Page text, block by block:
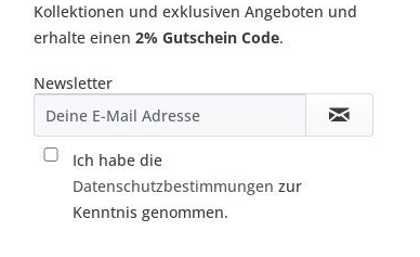
Kollektionen und exklusiven Angeboten und
erhalte einen 2% Gutschein Code.
Newsletter
Ich habe die
Datenschutzbestimmungen zur
Kenntnis genommen.